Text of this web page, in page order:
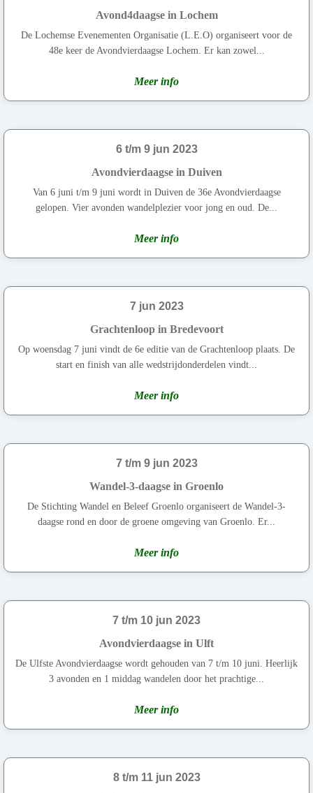
Avond4daagse in Lochem
De Lochemse Evenementen Organisatie (L.E.O) organiseert voor de
48e keer de Avondvierdaagse Lochem. Er kan zowel...
Meer info
6 t/m 9 jun 2023
Avondvierdaagse in Duiven
Van 6 juni t/m 9 juni wordt in Duiven de 36e Avondvierdaagse
gelopen. Vier avonden wandelplezier voor jong en oud. De...
Meer info
7 jun 2023
Grachtenloop in Bredevoort
Op woensdag 7 juni vindt de 6e editie van de Grachtenloop plaats. De
start en finish van alle wedstrijdonderdelen vindt...
Meer info
7 t/m 9 jun 2023
Wandel-3-daagse in Groenlo
De Stichting Wandel en Beleef Groenlo organiseert de Wandel-3-
daagse rond en door de groene omgeving van Groenlo. Er...
Meer info
7 t/m 10 jun 2023
Avondvierdaagse in Ulft
De Ulfste Avondvierdaagse wordt gehouden van 7 t/m 10 juni. Heerlijk
3 avonden en 1 middag wandelen door het prachtige...
Meer info
8 t/m 11 jun 2023